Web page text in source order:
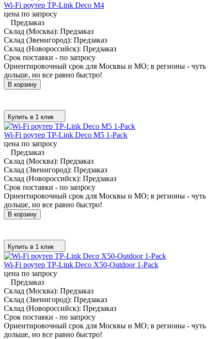
Wi-Fi роутер TP-Link Deco M4
цена по запросу
Предзаказ
Склад (Москва): Предзаказ
Склад (Звенигород): Предзаказ
Склад (Новороссийск): Предзаказ
Срок поставки - по запросу
Ориентировочный срок для Москвы и МО; в регионы - чуть
дольше, но все равно быстро!
В корзину
Купить в 1 клик
Wi-Fi роутер TP-Link Deco M5 1-Pack
цена по запросу
Предзаказ
Склад (Москва): Предзаказ
Склад (Звенигород): Предзаказ
Склад (Новороссийск): Предзаказ
Срок поставки - по запросу
Ориентировочный срок для Москвы и МО; в регионы - чуть
дольше, но все равно быстро!
В корзину
Купить в 1 клик
Wi-Fi роутер TP-Link Deco X50-Outdoor 1-Pack
цена по запросу
Предзаказ
Склад (Москва): Предзаказ
Склад (Звенигород): Предзаказ
Склад (Новороссийск): Предзаказ
Срок поставки - по запросу
Ориентировочный срок для Москвы и МО; в регионы - чуть
дольше, но все равно быстро!